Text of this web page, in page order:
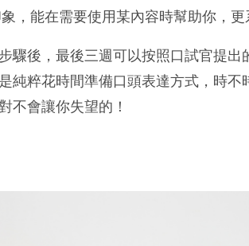
能在需要使用某內容時幫助你，更
驟後，最後三週可以按照口試官提
純粹花時間準備口頭表達方式，時
不會讓你失望的！